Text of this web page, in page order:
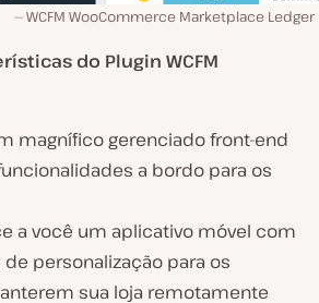
WCFM WooCommerce Marketplace Ledger
do Plugin WCFM
magnífico gerenciado front-end
a bordo para os
a você um aplicativo móvel com
personalização para os
sua loja remotamente